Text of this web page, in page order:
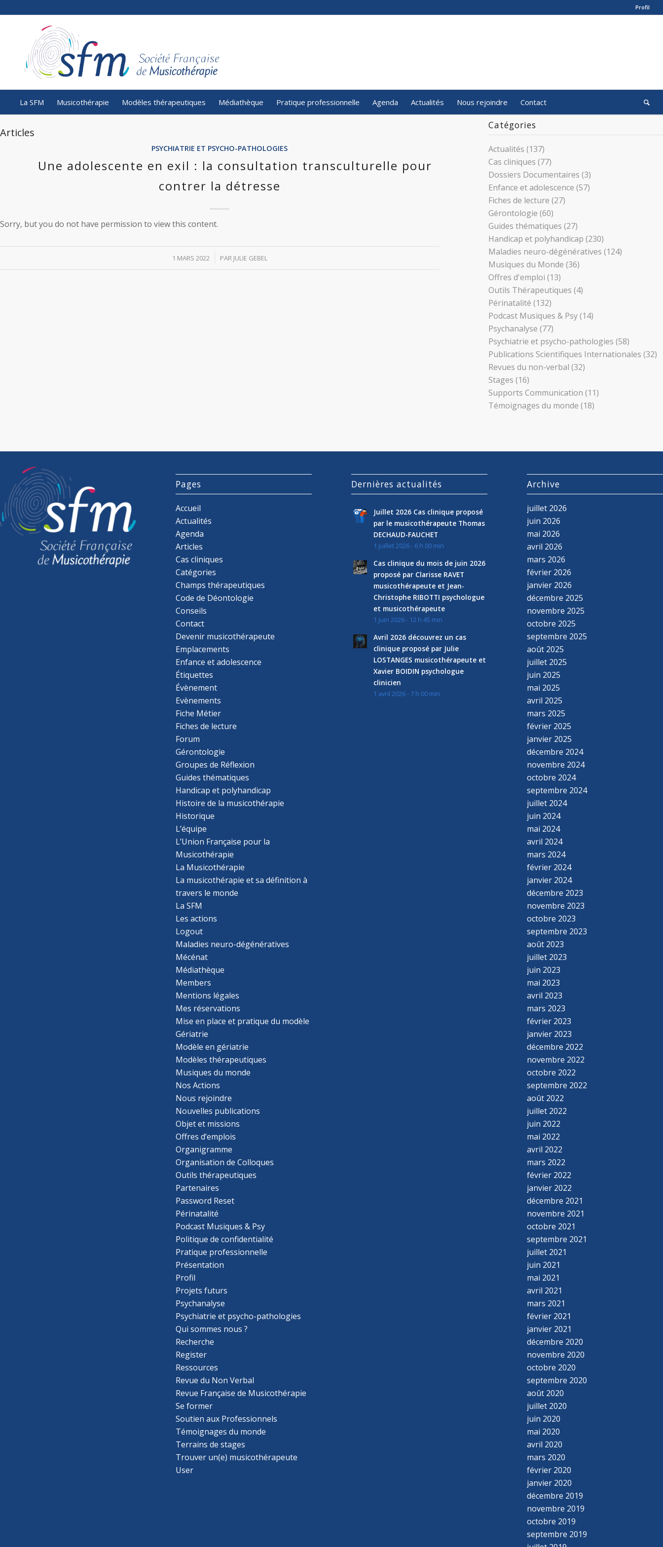
Profil
La SFM Musicothérapie Modèles thérapeutiques Médiathèque Pratique professionnelle Agenda Actualités Nous rejoindre Contact
Articles
PSYCHIATRIE ET PSYCHO-PATHOLOGIES
Une adolescente en exil : la consultation transculturelle pour
contrer la détresse
Sorry, but you do not have permission to view this content.
1 MARS 2022
/ PAR JULIE GEBEL
Catégories
Actualités (137)
Cas cliniques (77)
Dossiers Documentaires (3)
Enfance et adolescence (57)
Fiches de lecture (27)
Gérontologie (60)
Guides thématiques (27)
Handicap et polyhandicap (230)
Maladies neuro-dégénératives (124)
Musiques du Monde (36)
Offres d'emploi (13)
Outils Thérapeutiques (4)
Périnatalité (132)
Podcast Musiques & Psy(14)
Psychanalyse (77)
Psychiatrie et psycho-pathologies (58)
Publications Scientifiques Internationales (32)
Revues du non-verbal (32)
Stages (16)
Supports Communication (11)
Témoignages du monde (18)
Pages
Accueil
Actualités
Agenda
Articles
Cas cliniques
Catégories
Champs thérapeutiques
Code de Déontologie
Conseils
Contact
Devenir musicothérapeute
Emplacements
Enfance et adolescence
Étiquettes
Évènement
Evènements
Fiche Métier
Fiches de lecture
Forum
Gérontologie
Groupes de Réflexion
Guides thématiques
Handicap et polyhandicap
Histoire de la musicothérapie
Historique
L’équipe
L’Union Française pour la
Musicothérapie
La Musicothérapie
La musicothérapie et sa définition à
travers le monde
La SFM
Les actions
Logout
Maladies neuro-dégénératives
Mécénat
Médiathèque
Members
Mentions légales
Mes réservations
Mise en place et pratique du modèle
Gériatrie
Modèle en gériatrie
Modèles thérapeutiques
Musiques du monde
Nos Actions
Nous rejoindre
Nouvelles publications
Objet et missions
Offres d’emplois
Organigramme
Organisation de Colloques
Outils thérapeutiques
Partenaires
Password Reset
Périnatalité
Podcast Musiques & Psy
Politique de confidentialité
Pratique professionnelle
Présentation
Profil
Projets futurs
Psychanalyse
Psychiatrie et psycho-pathologies
Qui sommes nous ?
Recherche
Register
Ressources
Revue du Non Verbal
Revue Française de Musicothérapie
Se former
Soutien aux Professionnels
Témoignages du monde
Terrains de stages
Trouver un(e) musicothérapeute
User
Dernières actualités
Juillet 2026 Cas clinique proposé
par le musicothérapeute Thomas
DECHAUD-FAUCHET
1 juillet 2026 - 6 h 00 min
Cas clinique du mois de juin 2026
proposé par Clarisse RAVET
musicothérapeute et Jean-
Christophe RIBOTTI psychologue
et musicothérapeute
1 juin 2026 - 12 h 45 min
Avril 2026 découvrez un cas
clinique proposé par Julie
LOSTANGES musicothérapeute et
Xavier BOIDIN psychologue
clinicien
1 avril 2026 - 7 h 00 min
Archive
juillet 2026
juin 2026
mai 2026
avril 2026
mars 2026
février 2026
janvier 2026
décembre 2025
novembre 2025
octobre 2025
septembre 2025
août 2025
juillet 2025
juin 2025
mai 2025
avril 2025
mars 2025
février 2025
janvier 2025
décembre 2024
novembre 2024
octobre 2024
septembre 2024
juillet 2024
juin 2024
mai 2024
avril 2024
mars 2024
février 2024
janvier 2024
décembre 2023
novembre 2023
octobre 2023
septembre 2023
août 2023
juillet 2023
juin 2023
mai 2023
avril 2023
mars 2023
février 2023
janvier 2023
décembre 2022
novembre 2022
octobre 2022
septembre 2022
août 2022
juillet 2022
juin 2022
mai 2022
avril 2022
mars 2022
février 2022
janvier 2022
décembre 2021
novembre 2021
octobre 2021
septembre 2021
juillet 2021
juin 2021
mai 2021
avril 2021
mars 2021
février 2021
janvier 2021
décembre 2020
novembre 2020
octobre 2020
septembre 2020
août 2020
juillet 2020
juin 2020
mai 2020
avril 2020
mars 2020
février 2020
janvier 2020
décembre 2019
novembre 2019
octobre 2019
septembre 2019